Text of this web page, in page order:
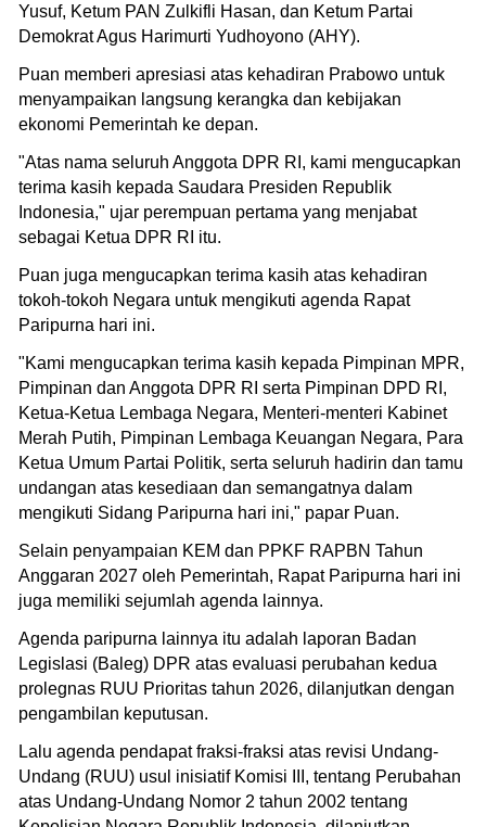
Yusuf, Ketum PAN Zulkifli Hasan, dan Ketum Partai
Demokrat Agus Harimurti Yudhoyono (AHY).
Puan memberi apresiasi atas kehadiran Prabowo untuk
menyampaikan langsung kerangka dan kebijakan
ekonomi Pemerintah ke depan.
"Atas nama seluruh Anggota DPR RI, kami mengucapkan
terima kasih kepada Saudara Presiden Republik
Indonesia," ujar perempuan pertama yang menjabat
sebagai Ketua DPR RI itu.
Puan juga mengucapkan terima kasih atas kehadiran
tokoh-tokoh Negara untuk mengikuti agenda Rapat
Paripurna hari ini.
"Kami mengucapkan terima kasih kepada Pimpinan MPR,
Pimpinan dan Anggota DPR RI serta Pimpinan DPD RI,
Ketua-Ketua Lembaga Negara, Menteri-menteri Kabinet
Merah Putih, Pimpinan Lembaga Keuangan Negara, Para
Ketua Umum Partai Politik, serta seluruh hadirin dan tamu
undangan atas kesediaan dan semangatnya dalam
mengikuti Sidang Paripurna hari ini," papar Puan.
Selain penyampaian KEM dan PPKF RAPBN Tahun
Anggaran 2027 oleh Pemerintah, Rapat Paripurna hari ini
juga memiliki sejumlah agenda lainnya.
Agenda paripurna lainnya itu adalah laporan Badan
Legislasi (Baleg) DPR atas evaluasi perubahan kedua
prolegnas RUU Prioritas tahun 2026, dilanjutkan dengan
pengambilan keputusan.
Lalu agenda pendapat fraksi-fraksi atas revisi Undang-
Undang (RUU) usul inisiatif Komisi III, tentang Perubahan
atas Undang-Undang Nomor 2 tahun 2002 tentang